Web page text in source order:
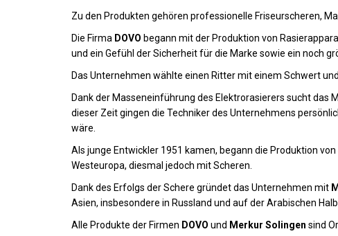
Zu den Produkten gehören professionelle Friseurscheren,
Die Firma DOVO begann mit der Produktion von
und ein Gefühl der Sicherheit für die Marke sowie ein noch
Das Unternehmen wählte einen Ritter mit einem Schwert
Dank der Masseneinführung des Elektrorasierers sucht das
dieser Zeit gingen die Techniker des Unternehmens
wäre.
Als junge Entwickler 1951 kamen, begann die Produktion
Westeuropa, diesmal jedoch mit Scheren.
Dank des Erfolgs der Schere gründet das Unternehmen mit
Asien, insbesondere in Russland und auf der Arabischen
Alle Produkte der Firmen DOVO und Merkur Solingen sind